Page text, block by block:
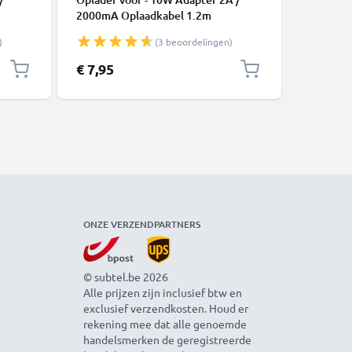
2000mA Oplaadkabel 1.2m
(3 beoordelingen)
€ 7,95
ONZE VERZENDPARTNERS
© subtel.be 2026
Alle prijzen zijn inclusief btw en
exclusief verzendkosten. Houd er
rekening mee dat alle genoemde
handelsmerken de geregistreerde